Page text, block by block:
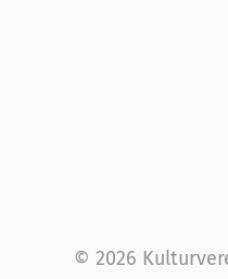
© 2026